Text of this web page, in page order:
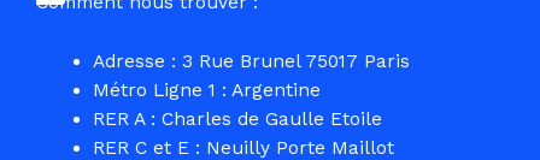
Adresse : 3 Rue Brunel 75017 Paris
Métro Ligne 1 : Argentine
RER A : Charles de Gaulle Etoile
RER C et E : Neuilly Porte Maillot